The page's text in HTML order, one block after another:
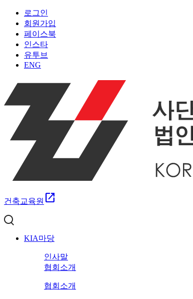
로그인
회원가입
페이스북
인스타
유투브
ENG
건축교육원 open_in_new
KIA마당
인사말
협회소개
협회소개